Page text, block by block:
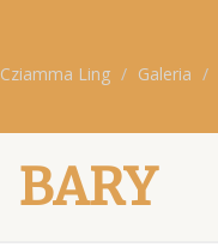
Cziamma Ling Galeria
BARY